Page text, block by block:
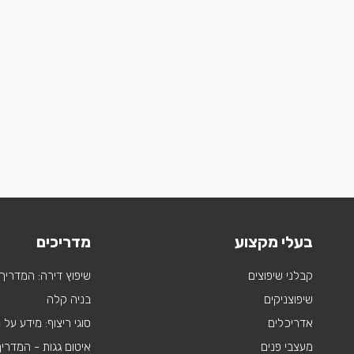
בעלי מקצוע
קבלני שיפוצים
שיפוצניקים
אדריכלים
מעצבי פנים
מדריכים
שיפוץ דירה:
בניה קלה
סוגי ריצוף: מידע
איטום גגות -